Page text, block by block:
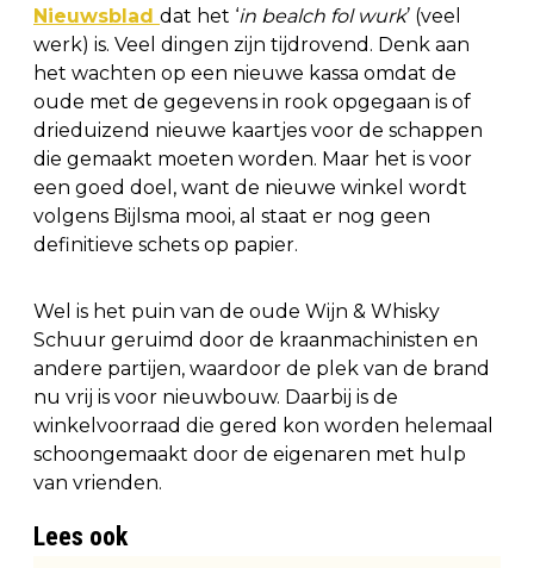
Nieuwsblad dat het ‘in bealch fol wurk’ (veel
werk) is. Veel dingen zijn tijdrovend. Denk aan
het wachten op een nieuwe kassa omdat de
oude met de gegevens in rook opgegaan is of
drieduizend nieuwe kaartjes voor de schappen
die gemaakt moeten worden. Maar het is voor
een goed doel, want de nieuwe winkel wordt
volgens Bijlsma mooi, al staat er nog geen
definitieve schets op papier.
Wel is het puin van de oude Wijn & Whisky
Schuur geruimd door de kraanmachinisten en
andere partijen, waardoor de plek van de brand
nu vrij is voor nieuwbouw. Daarbij is de
winkelvoorraad die gered kon worden helemaal
schoongemaakt door de eigenaren met hulp
van vrienden.
Lees ook